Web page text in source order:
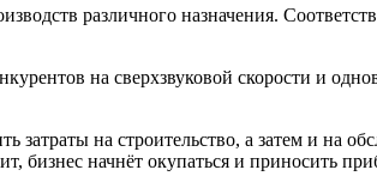
различного назначения.
на сверхзвуковой скорости и
затраты на строительство, а затем и на
бизнес начнёт окупаться и приносить